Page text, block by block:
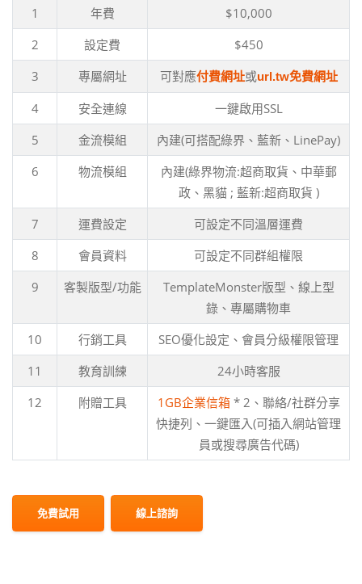
1 年費
$10,000
2
設定費
$450
3
專屬網址 可對應付費網址或url.tw免費網址
4 安全連線
一鍵啟用SSL
5
金流模組
內建(可搭配綠界、藍新、LinePay)
6
物流模組
內建(綠界物流:超商取貨、中華郵
政、黑貓 ; 藍新:超商取貨 )
7
運費設定
可設定不同溫層運費
8
會員資料
可設定不同群組權限
9
客製版型/功能
TemplateMonster版型、線上型
錄、專屬購物車
10
行銷工具
SEO優化設定、會員分級權限管理
11
教育訓練
24小時客服
12
附贈工具 1GB企業信箱* 2、聯絡/社群分享
快捷列、一鍵匯入(可插入網站管理
員或搜尋廣告代碼)
免費試用 線上諮詢